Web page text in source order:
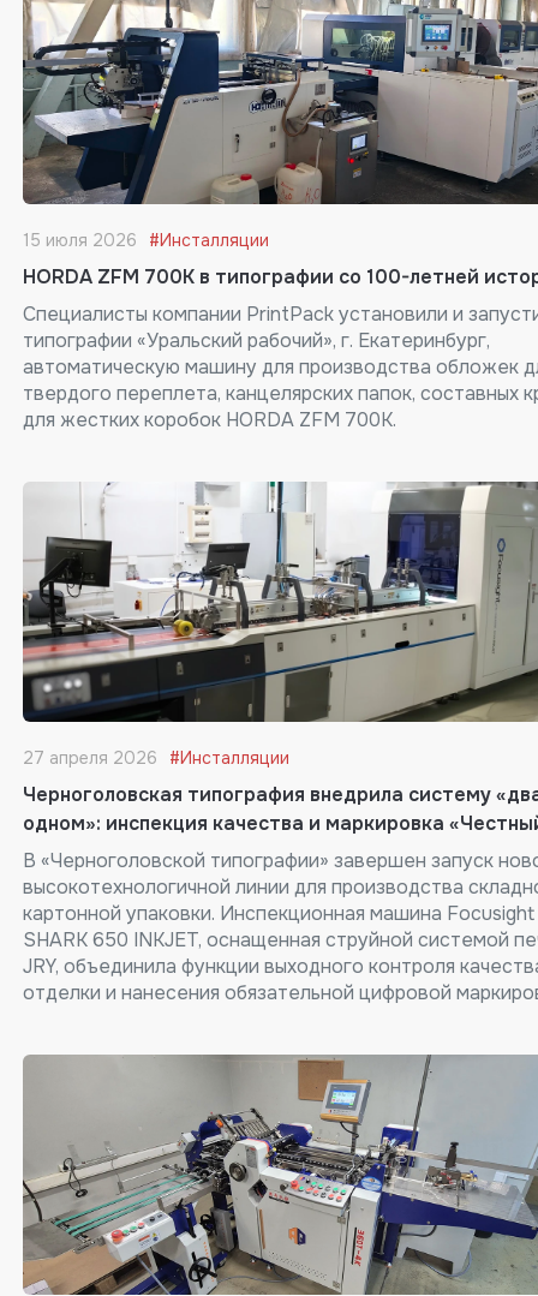
15 июля 2026 #Инсталляции
HORDA ZFM 700K в типографии со 100-летней
Специалисты компании PrintPack установили и
типографии «Уральский рабочий», г. Екатеринбург,
автоматическую машину для производства обложек
твердого переплета, канцелярских папок, составных
для жестких коробок HORDA ZFM 700K.
27 апреля 2026 #Инсталляции
Черноголовская типография внедрила систему
одном»: инспекция качества и маркировка
В «Черноголовской типографии» завершен запуск
высокотехнологичной линии для производства
картонной упаковки. Инспекционная машина
SHARK 650 INKJET, оснащенная струйной системой
JRY, объединила функции выходного контроля
отделки и нанесения обязательной цифровой